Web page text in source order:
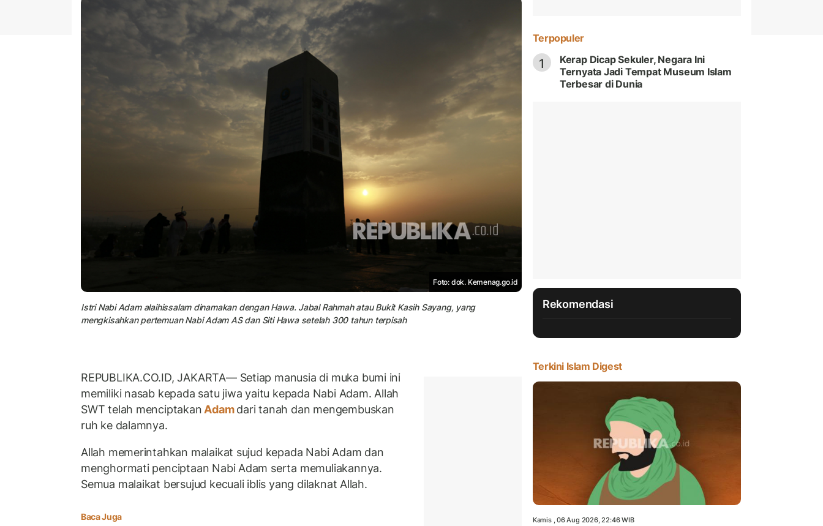
Foto: dok. Kemenag.go.id
Istri Nabi Adam alaihissalam dinamakan dengan Hawa. Jabal Rahmah atau Bukit Kasih Sayang, yang
mengkisahkan pertemuan Nabi Adam AS dan Siti Hawa setelah 300 tahun terpisah
REPUBLIKA.CO.ID, JAKARTA— Setiap manusia di muka bumi ini
memiliki nasab kepada satu jiwa yaitu kepada Nabi Adam. Allah
SWT telah menciptakan Adamdari tanah dan mengembuskan
ruh ke dalamnya.
Allah memerintahkan malaikat sujud kepada Nabi Adam dan
menghormati penciptaan Nabi Adam serta memuliakannya.
Semua malaikat bersujud kecuali iblis yang dilaknat Allah.
Baca Juga
Terpopuler
1
Kerap Dicap Sekuler, Negara Ini
Ternyata Jadi Tempat Museum Islam
Terbesar di Dunia
Rekomendasi
Terkini Islam Digest
Kamis , 06 Aug 2026, 22:46 WIB